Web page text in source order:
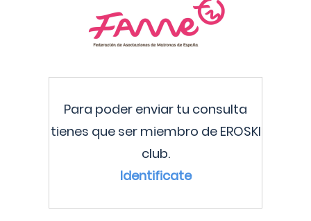
Para poder enviar tu consulta
tienes que ser miembro de EROSKI
club.
Identificate